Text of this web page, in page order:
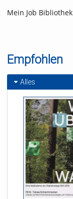
Mein Job Bibliothek
Empfohlen
Alles